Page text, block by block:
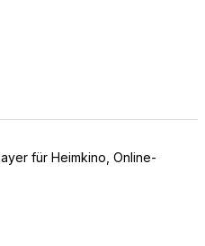
für Heimkino, Online-